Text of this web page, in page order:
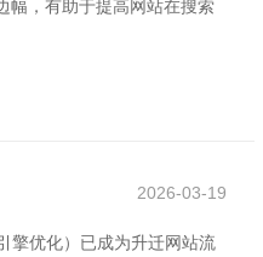
幅，有助于提高网站在搜索
2026-03-19
擎优化）已成为升迁网站流